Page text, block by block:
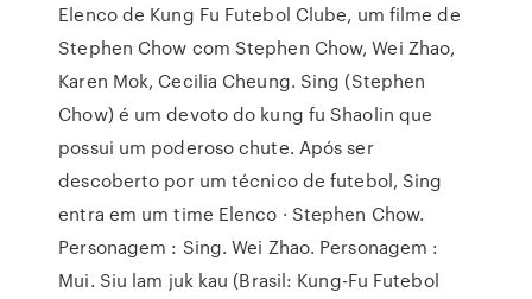
Elenco de Kung Fu Futebol Clube, um filme de
Stephen Chow com Stephen Chow, Wei Zhao,
Karen Mok, Cecilia Cheung. Sing (Stephen
Chow) é um devoto do kung fu Shaolin que
possui um poderoso chute. Após ser
descoberto por um técnico de futebol, Sing
entra em um time Elenco · Stephen Chow.
Personagem : Sing. Wei Zhao. Personagem :
Mui. Siu lam juk kau (Brasil: Kung-Fu Futebol